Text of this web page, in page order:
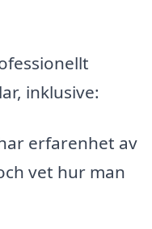
inklusive:
erfarenhet av
vet hur man